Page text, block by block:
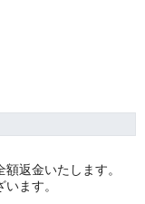
返金いたします。
ます。